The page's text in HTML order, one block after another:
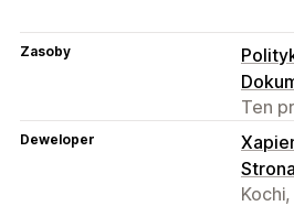
Zasoby
Ten
Deweloper
Kochi,